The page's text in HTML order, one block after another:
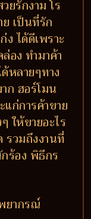
ยรักงาม โร
ย เป็นที่รัก
ง ได้ดีเพราะ
อง ทำมาค้า
หลายๆทาง
ก ฮอร์โมน
ก่การค้าขาย
ให้ขายอะไร
รวมถึงงานที่
ร้อง พิธีกร
ยากรณ์